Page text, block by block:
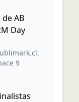
AB
Day
,
9